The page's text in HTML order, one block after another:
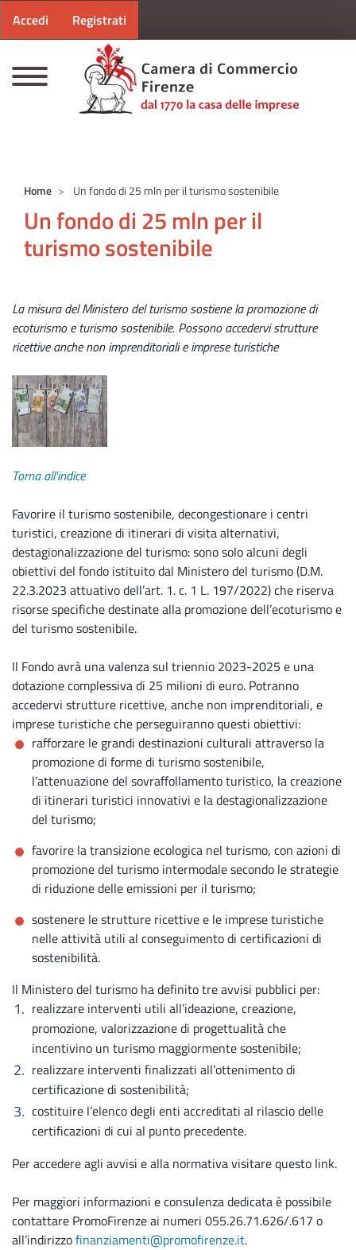
Menu profilo utente
Accedi Registrati
Home Un fondo di 25 mln per il turismo sostenibile
Un fondo di 25 mln per il
turismo sostenibile
La misura del Ministero del turismo sostiene la promozione di
ecoturismo e turismo sostenibile. Possono accedervi strutture
ricettive anche non imprenditoriali e imprese turistiche
Torna all'indice
Favorire il turismo sostenibile, decongestionare i centri
turistici, creazione di itinerari di visita alternativi,
destagionalizzazione del turismo: sono solo alcuni degli
obiettivi del fondo istituito dal Ministero del turismo (D.M.
22.3.2023 attuativo dell’art. 1. c. 1 L. 197/2022) che riserva
risorse specifiche destinate alla promozione dell’ecoturismo e
del turismo sostenibile.
Il Fondo avrà una valenza sul triennio 2023-2025 e una
dotazione complessiva di 25 milioni di euro. Potranno
accedervi strutture ricettive, anche non imprenditoriali, e
imprese turistiche che perseguiranno questi obiettivi:
rafforzare le grandi destinazioni culturali attraverso la
promozione di forme di turismo sostenibile,
l’attenuazione del sovraffollamento turistico, la creazione
di itinerari turistici innovativi e la destagionalizzazione
del turismo;
favorire la transizione ecologica nel turismo, con azioni di
promozione del turismo intermodale secondo le strategie
di riduzione delle emissioni per il turismo;
sostenere le strutture ricettive e le imprese turistiche
nelle attività utili al conseguimento di certificazioni di
sostenibilità.
Il Ministero del turismo ha definito tre avvisi pubblici per:
realizzare interventi utili all’ideazione, creazione,
promozione, valorizzazione di progettualità che
incentivino un turismo maggiormente sostenibile;
realizzare interventi finalizzati all’ottenimento di
certificazione di sostenibilità;
costituire l’elenco degli enti accreditati al rilascio delle
certificazioni di cui al punto precedente.
Per accedere agli avvisi e alla normativa visitare questo link.
Per maggiori informazioni e consulenza dedicata è possibile
contattare PromoFirenze ai numeri 055.26.71.626/.617 o
all’indirizzofinanziamenti@promofirenze.it.